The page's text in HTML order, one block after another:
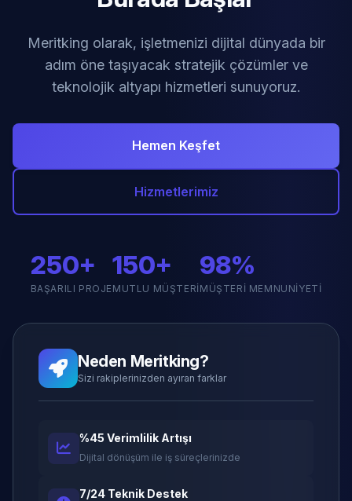
Meritking olarak, işletmenizi dijital dünyada bir
adım öne taşıyacak stratejik çözümler ve
teknolojik altyapı hizmetleri sunuyoruz.
Hemen Keşfet
Hizmetlerimiz
250+
BAŞARILI PROJE
150+
MUTLU MÜŞTERI
98%
MÜŞTERI MEMNUNIYETI
Neden Meritking?
Sizi rakiplerinizden ayıran farklar
%45 Verimlilik Artışı
Dijital dönüşüm ile iş süreçlerinizde
7/24 Teknik Destek